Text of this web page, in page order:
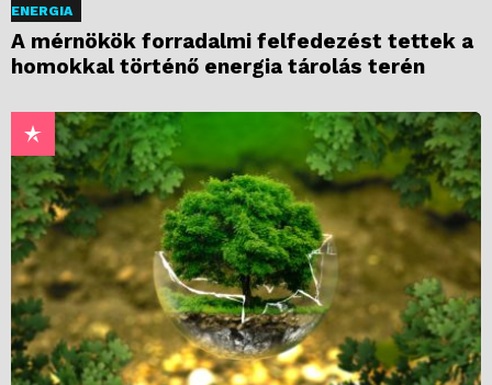
ENERGIA
A mérnökök forradalmi felfedezést tettek a
homokkal történő energia tárolás terén